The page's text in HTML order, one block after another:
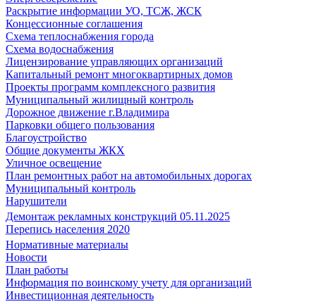
Раскрытие информации УО, ТСЖ, ЖСК
Концессионные соглашения
Схема теплоснабжения города
Схема водоснабжения
Лицензирование управляющих организаций
Капитальный ремонт многоквартирных домов
Проекты программ комплексного развития
Муниципальный жилищный контроль
Дорожное движение г.Владимира
Парковки общего пользования
Благоустройство
Общие документы ЖКХ
Уличное освещение
План ремонтных работ на автомобильных дорогах
Муниципальный контроль
Нарушители
Демонтаж рекламных конструкций 05.11.2025
Перепись населения 2020
Нормативные материалы
Новости
План работы
Информация по воинскому учету для организаций
Инвестиционная деятельность